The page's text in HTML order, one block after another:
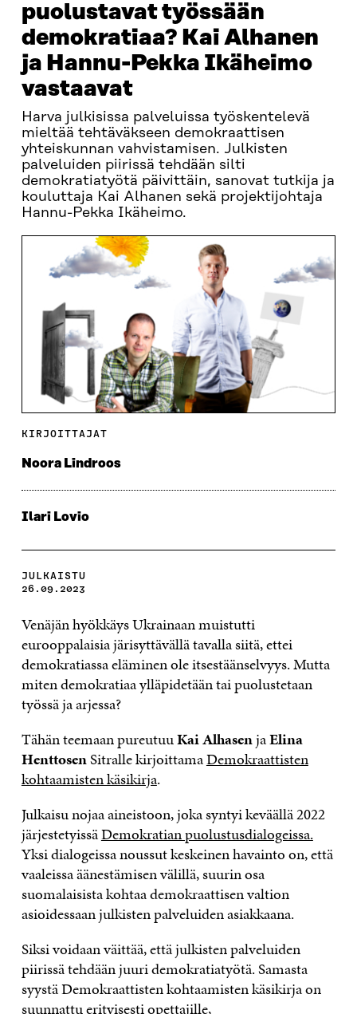
puolustavat työssään
demokratiaa? Kai Alhanen
ja Hannu-Pekka Ikäheimo
vastaavat
Harva julkisissa palveluissa työskentelevä
mieltää tehtäväkseen demokraattisen
yhteiskunnan vahvistamisen. Julkisten
palveluiden piirissä tehdään silti
demokratiatyötä päivittäin, sanovat tutkija ja
kouluttaja Kai Alhanen sekä projektijohtaja
Hannu-Pekka Ikäheimo.
KIRJOITTAJAT
Noora Lindroos
Ilari Lovio
JULKAISTU
26.09.2023
Venäjän hyökkäys Ukrainaan muistutti
eurooppalaisia järisyttävällä tavalla siitä, ettei
demokratiassa eläminen ole itsestäänselvyys. Mutta
miten demokratiaa ylläpidetään tai puolustetaan
työssä ja arjessa?
Tähän teemaan pureutuuKai AlhasenjaElina
HenttosenSitralle kirjoittamaDemokraattisten
kohtaamisten käsikirja.
Julkaisu nojaa aineistoon, joka syntyi keväällä 2022
järjestetyissäDemokratian puolustusdialogeissa.
Yksi dialogeissa noussut keskeinen havainto on, että
vaaleissa äänestämisen välillä, suurin osa
suomalaisista kohtaa demokraattisen valtion
asioidessaan julkisten palveluiden asiakkaana.
Siksi voidaan väittää, että julkisten palveluiden
piirissä tehdään juuri demokratiatyötä. Samasta
syystä Demokraattisten kohtaamisten käsikirja on
suunnattu erityisesti opettajille,